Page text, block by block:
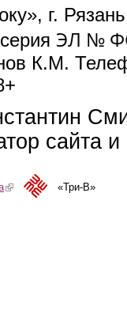
г.
ЭЛ №
К.М.
e-mail)
сайта
(link is external)«Три-В»